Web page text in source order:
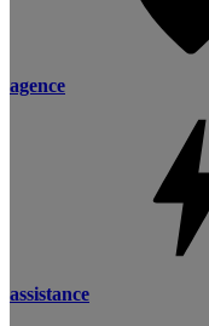
agence
assistance